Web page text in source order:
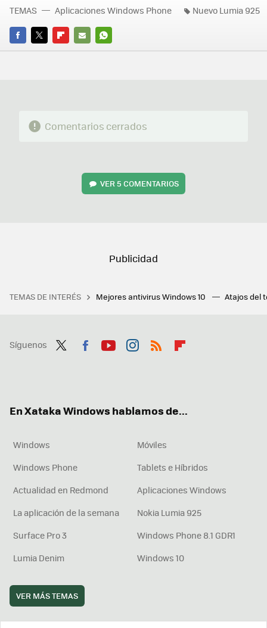
FACEBOOK
TWITTERFLIPBOARD
E-
WHATSAPP
TEMAS Aplicaciones Windows Phone Nuevo Lumia 925
Comentarios cerrados
VER5 COMENTARIOS
TEMAS DE INTERÉS Mejores antivirus Windows 10 Atajos del
Síguenos
En Xataka Windows hablamos de...
Windows
Móviles
Windows Phone
Tablets e Híbridos
Actualidad en Redmond
Aplicaciones Windows
La aplicación de la semana
Nokia Lumia 925
Surface Pro 3
Windows Phone 8.1 GDR1
Lumia Denim
Windows 10
VER MÁS TEMAS